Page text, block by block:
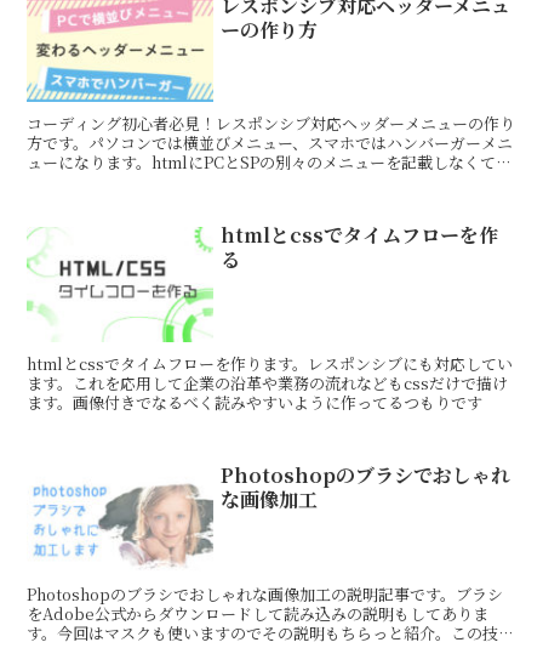
ーの作り方
コーディング初心者必見！レスポンシブ対応ヘッダーメニューの作り
方です。パソコンでは横並びメニュー、スマホではハンバーガーメニ
ューになります。htmlにPCとSPの別々のメニューを記載しなくて済
htmlとcssでタイムフローを作
る
htmlとcssでタイムフローを作ります。レスポンシブにも対応してい
ます。これを応用して企業の沿革や業務の流れなどもcssだけで描け
ます。画像付きでなるべく読みやすいように作ってるつもりです
Photoshopのブラシでおしゃれ
な画像加工
Photoshopのブラシでおしゃれな画像加工の説明記事です。ブラシ
をAdobe公式からダウンロードして読み込みの説明もしてありま
す。今回はマスクも使いますのでその説明もちらっと紹介。この技術